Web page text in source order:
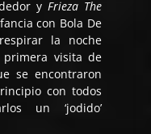
y Frieza The
con Bola De
la noche
visita de
se encontraron
con todos
un ‘jodido’